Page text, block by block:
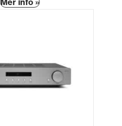
De
olika